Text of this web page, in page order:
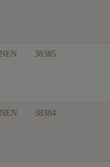
38385
38384